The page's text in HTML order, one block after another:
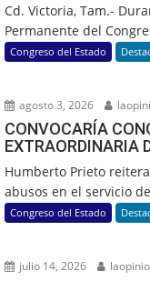
Cd. Victoria, Tam.-
Permanente del
Congreso del Estado
agosto 3, 2026
CONVOCARÍA
EXTRAORDINARIA
Humberto Prieto
abusos en el servicio
Congreso del Estado
julio 14, 2026